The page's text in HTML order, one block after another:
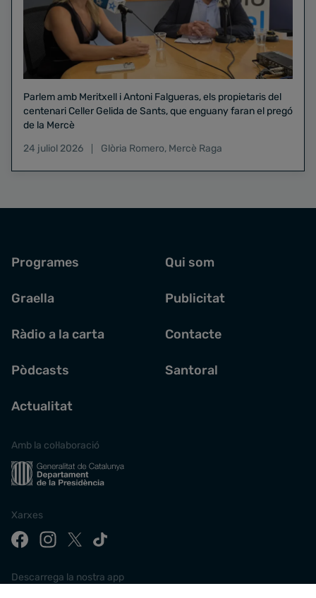
Parlem amb Meritxell i Antoni Falgueras, els propietaris del
centenari Celler Gelida de Sants, que enguany faran el pregó
de la Mercè
24 juliol 2026
Glòria Romero, Mercè Raga
Programes
Graella
Ràdio a la carta
Pòdcasts
Actualitat
Qui som
Publicitat
Contacte
Santoral
Amb la col·laboració
Xarxes
Descarrega la nostra app